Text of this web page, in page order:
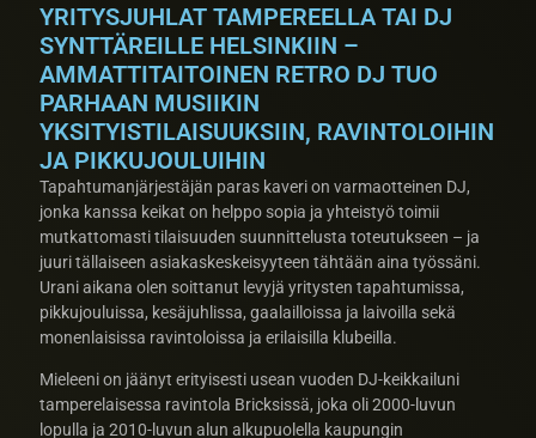
YRITYSJUHLAT TAMPEREELLA TAI DJ
SYNTTÄREILLE HELSINKIIN –
AMMATTITAITOINEN RETRO DJ TUO
PARHAAN MUSIIKIN
YKSITYISTILAISUUKSIIN, RAVINTOLOIHIN
JA PIKKUJOULUIHIN
Tapahtumanjärjestäjän paras kaveri on varmaotteinen DJ,
jonka kanssa keikat on helppo sopia ja yhteistyö toimii
mutkattomasti tilaisuuden suunnittelusta toteutukseen – ja
juuri tällaiseen asiakaskeskeisyyteen tähtään aina työssäni.
Urani aikana olen soittanut levyjä yritysten tapahtumissa,
pikkujouluissa, kesäjuhlissa, gaalailloissa ja laivoilla sekä
monenlaisissa ravintoloissa ja erilaisilla klubeilla.
Mieleeni on jäänyt erityisesti usean vuoden DJ-keikkailuni
tamperelaisessa ravintola Bricksissä, joka oli 2000-luvun
lopulla ja 2010-luvun alun alkupuolella kaupungin